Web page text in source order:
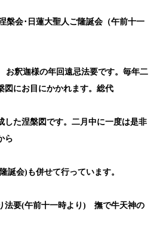
槃会･日蓮大聖人ご隆誕会（午前十一
お釈迦様の年回遠忌法要です。毎年二
図にお目にかかれます。総代
した涅槃図です。二月中に一度は是非
ら
誕会) も併せて行っています。
要(午前十一時より ) 撫で牛天神の